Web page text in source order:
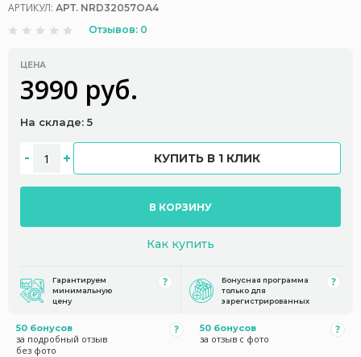
АРТИКУЛ: АРТ. NRD32057ОА4
Отзывов: 0
ЦЕНА
3990 руб.
На складе: 5
КУПИТЬ В 1 КЛИК
В КОРЗИНУ
Как купить
Гарантируем
минимальную
цену
Бонусная программа
только для
зарегистрированных
50 бонусов
за подробный отзыв
без фото
50 бонусов
за отзыв с фото